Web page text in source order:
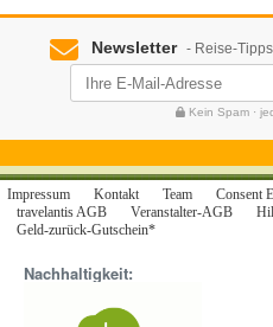
Newsletter - Reise-
Kein Spam ·
Impressum Kontakt Team Consent
travelantis AGB
Veranstalter-AGB
Geld-zurück-Gutschein*
Nachhaltigkeit: